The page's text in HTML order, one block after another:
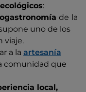
:
de la
uno de los
viaje.
a la artesanía
comunidad que
local,